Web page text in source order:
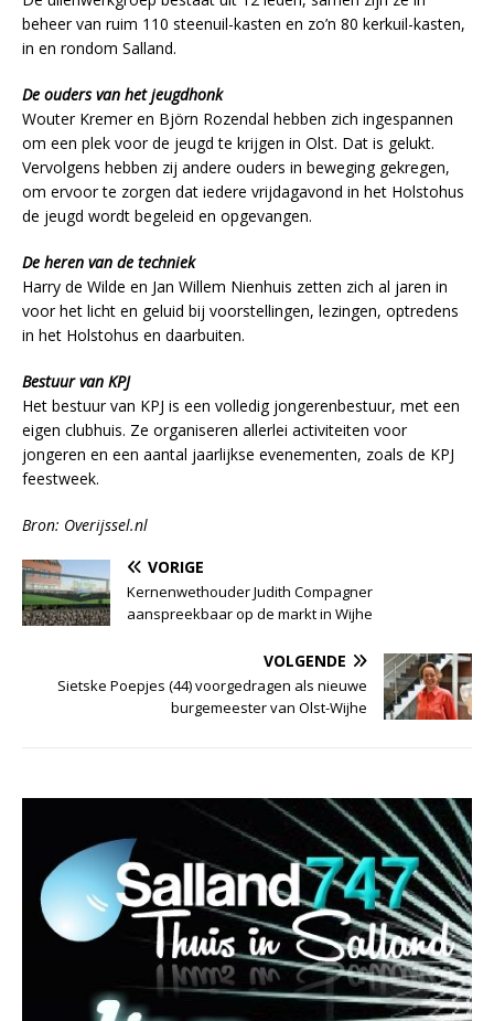
beheer van ruim 110 steenuil-kasten en zo’n 80 kerkuil-kasten,
in en rondom Salland.
De ouders van het jeugdhonk
Wouter Kremer en Björn Rozendal hebben zich ingespannen
om een plek voor de jeugd te krijgen in Olst. Dat is gelukt.
Vervolgens hebben zij andere ouders in beweging gekregen,
om ervoor te zorgen dat iedere vrijdagavond in het Holstohus
de jeugd wordt begeleid en opgevangen.
De heren van de techniek
Harry de Wilde en Jan Willem Nienhuis zetten zich al jaren in
voor het licht en geluid bij voorstellingen, lezingen, optredens
in het Holstohus en daarbuiten.
Bestuur van KPJ
Het bestuur van KPJ is een volledig jongerenbestuur, met een
eigen clubhuis. Ze organiseren allerlei activiteiten voor
jongeren en een aantal jaarlijkse evenementen, zoals de KPJ
feestweek.
Bron: Overijssel.nl
VORIGE
Kernenwethouder Judith Compagner
aanspreekbaar op de markt in Wijhe
VOLGENDE
Sietske Poepjes (44) voorgedragen als nieuwe
burgemeester van Olst-Wijhe